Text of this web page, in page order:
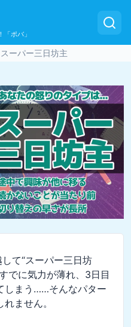
ポバ」
スーパー三日坊主
て“スーパー三日坊
でに気力が薄れ、3日目
しまう……そんなパター
ません。